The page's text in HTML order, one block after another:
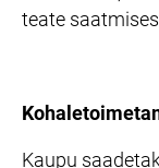
teate
Kaupu